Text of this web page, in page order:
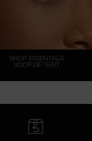
SHOP ESSENTIALS
VOOR DE TEINT